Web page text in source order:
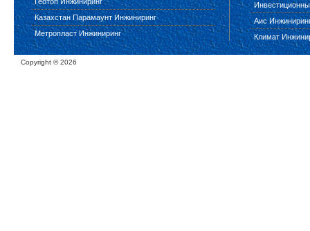
Казахстан Парамаунт Инжиниринг
Метропласт Инжиниринг
Аис
Климат
Copyright ©2026